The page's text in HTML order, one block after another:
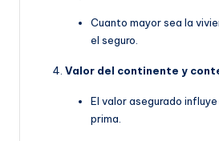
Cuanto mayor sea la
el seguro.
Valor del continente y
El valor asegurado
prima.